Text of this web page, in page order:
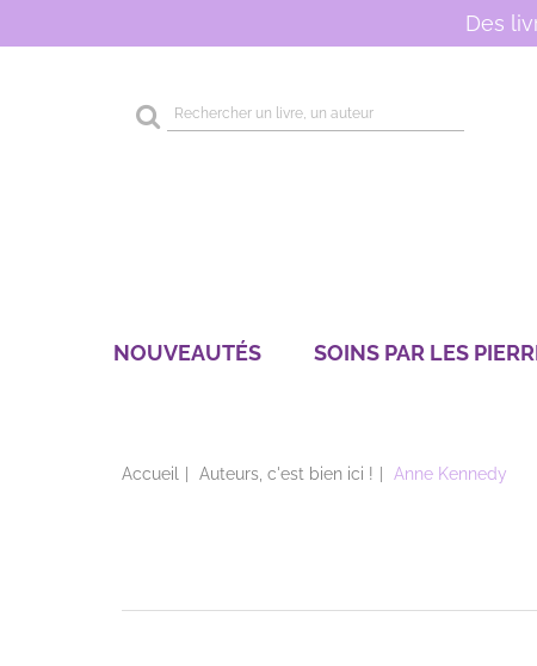
Des
Rechercher
sur
NOUVEAUTÉS SOINS PAR LES
Accueil Auteurs, c'est bien ici ! Anne Kennedy